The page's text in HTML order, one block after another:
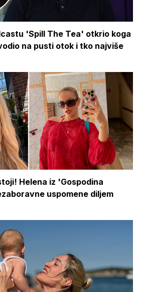
'Spill The Tea' otkrio koga
na pusti otok i tko najviše
Helena iz 'Gospodina
uspomene diljem